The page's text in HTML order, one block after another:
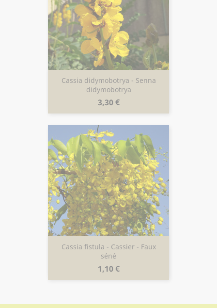
Cassia didymobotrya - Senna
didymobotrya
Prix
3,30 €
Cassia fistula - Cassier - Faux
séné
Prix
1,10 €